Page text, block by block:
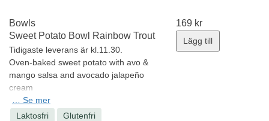
& chili mayonnaise
Allergener:Jordnötter, Sesamfrön,
Sojabönor, Ägg, Nötter
Minsta antal: 1 st
Bowls
Sweet Potato Bowl Rainbow Trout
Tidigaste leverans är kl.11.30.
Oven-baked sweet potato with avo &
mango salsa and avocado jalapeño
cream
Allergener:
Minsta antal: 1 st
… Se mer
Laktosfri
Glutenfri
169 kr
Lägg till